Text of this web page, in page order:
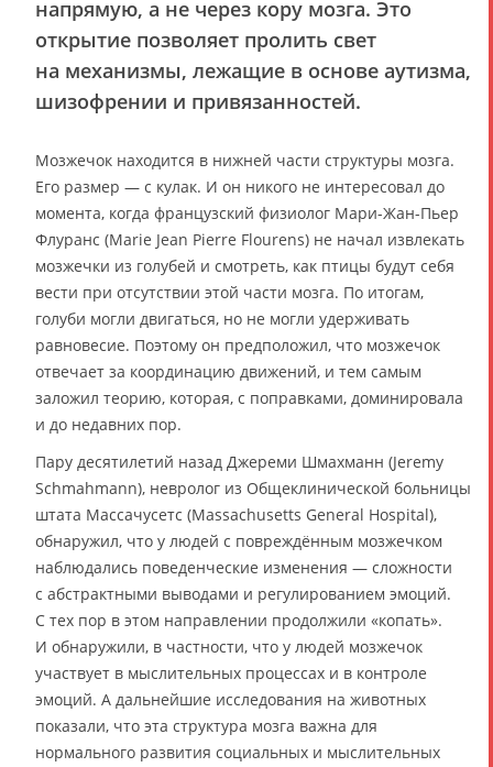
напрямую, а не через кору мозга. Это
открытие позволяет пролить свет
на механизмы, лежащие в основе аутизма,
шизофрении и привязанностей.
Мозжечок находится в нижней части структуры мозга.
Его размер — с кулак. И он никого не интересовал до
момента, когда французский физиолог Мари-Жан-Пьер
Флуранс (Marie Jean Pierre Flourens) не начал извлекать
мозжечки из голубей и смотреть, как птицы будут себя
вести при отсутствии этой части мозга. По итогам,
голуби могли двигаться, но не могли удерживать
равновесие. Поэтому он предположил, что мозжечок
отвечает за координацию движений, и тем самым
заложил теорию, которая, с поправками, доминировала
и до недавних пор.
Пару десятилетий назад Джереми Шмахманн (Jeremy
Schmahmann), невролог из Общеклинической больницы
штата Массачусетс (Massachusetts General Hospital),
обнаружил, что у людей с повреждённым мозжечком
наблюдались поведенческие изменения — сложности
с абстрактными выводами и регулированием эмоций.
С тех пор в этом направлении продолжили «копать».
И обнаружили, в частности, что у людей мозжечок
участвует в мыслительных процессах и в контроле
эмоций. А дальнейшие исследования на животных
показали, что эта структура мозга важна для
нормального развития социальных и мыслительных